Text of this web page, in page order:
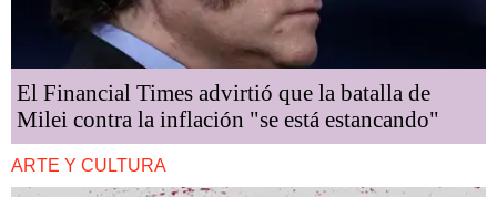
El Financial Times advirtió que la batalla de
Milei contra la inflación "se está estancando"
ARTE Y CULTURA